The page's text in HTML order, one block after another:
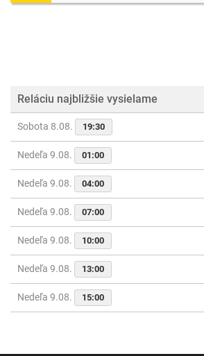
Reláciu najbližšie vysielame
Sobota 8.08. 19:30
Nedeľa 9.08. 01:00
Nedeľa 9.08. 04:00
Nedeľa 9.08. 07:00
Nedeľa 9.08. 10:00
Nedeľa 9.08. 13:00
Nedeľa 9.08. 15:00